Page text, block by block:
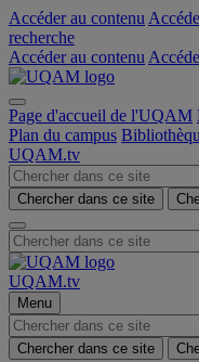
Accéder au contenu
recherche
Accéder au contenu
Page d'accueil de l'UQAM
Plan du campus
UQAM.tv
Chercher dans ce site
UQAM.tv
Menu
Chercher dans ce site